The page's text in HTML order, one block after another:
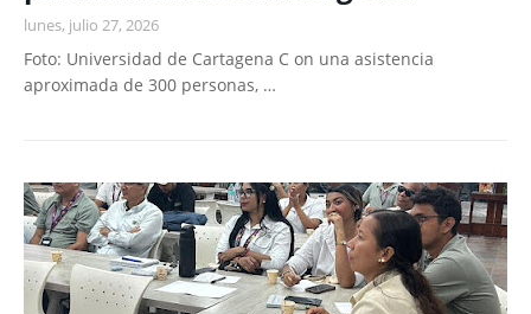
lunes, julio 27, 2026
Foto: Universidad de Cartagena C on una asistencia
aproximada de 300 personas, …